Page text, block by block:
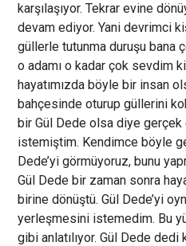
karşılaşıyor. Tekrar evine
devam ediyor. Yani devrimci
güllerle tutunma duruşu bana
o adamı o kadar çok sevdim
hayatımızda böyle bir insan
bahçesinde oturup güllerini
bir Gül Dede olsa diye gerçek
istemiştim. Kendimce böyle
Dede’yi görmüyoruz, bunu
Gül Dede bir zaman sonra
birine dönüştü. Gül Dede’yi
yerleşmesini istemedim. Bu
gibi anlatılıyor. Gül Dede dedi